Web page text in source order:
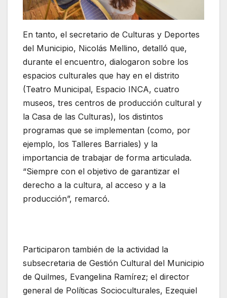
En tanto, el secretario de Culturas y Deportes
del Municipio, Nicolás Mellino, detalló que,
durante el encuentro, dialogaron sobre los
espacios culturales que hay en el distrito
(Teatro Municipal, Espacio INCA, cuatro
museos, tres centros de producción cultural y
la Casa de las Culturas), los distintos
programas que se implementan (como, por
ejemplo, los Talleres Barriales) y la
importancia de trabajar de forma articulada.
“Siempre con el objetivo de garantizar el
derecho a la cultura, al acceso y a la
producción”, remarcó.
Participaron también de la actividad la
subsecretaria de Gestión Cultural del Municipio
de Quilmes, Evangelina Ramírez; el director
general de Políticas Socioculturales, Ezequiel